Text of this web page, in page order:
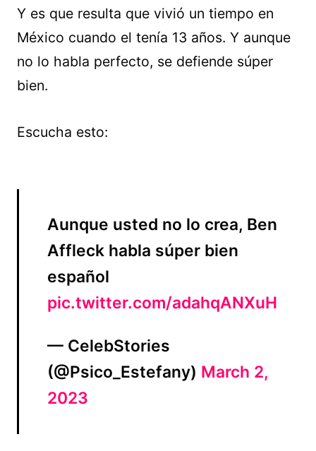
Y es que resulta que vivió un tiempo en
México cuando el tenía 13 años. Y aunque
no lo habla perfecto, se defiende súper
bien.
Escucha esto:
Aunque usted no lo crea, Ben
Affleck habla súper bien
español
pic.twitter.com/adahqANXuH
— CelebStories
(@Psico_Estefany) March 2,
2023